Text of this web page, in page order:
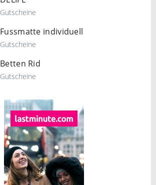
Gutscheine
Fussmatte individuell
Gutscheine
Betten Rid
Gutscheine